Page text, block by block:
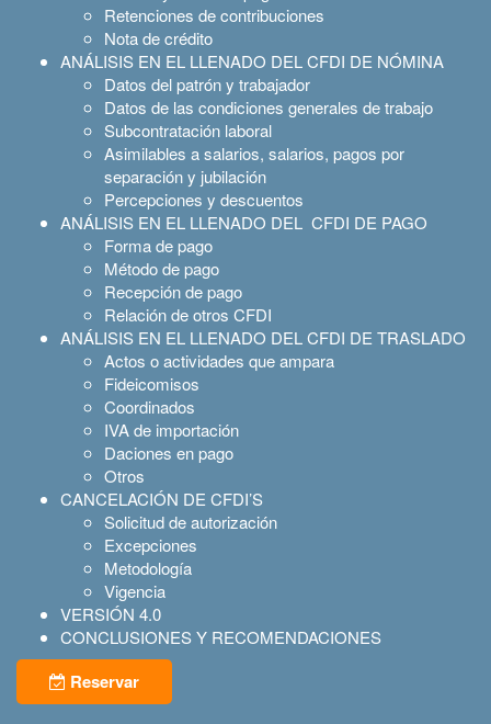
Retenciones de contribuciones
Nota de crédito
ANÁLISIS EN EL LLENADO DEL CFDI DE NÓMINA
Datos del patrón y trabajador
Datos de las condiciones generales de trabajo
Subcontratación laboral
Asimilables a salarios, salarios, pagos por
separación y jubilación
Percepciones y descuentos
ANÁLISIS EN EL LLENADO DEL CFDI DE PAGO
Forma de pago
Método de pago
Recepción de pago
Relación de otros CFDI
ANÁLISIS EN EL LLENADO DEL CFDI DE TRASLADO
Actos o actividades que ampara
Fideicomisos
Coordinados
IVA de importación
Daciones en pago
Otros
CANCELACIÓN DE CFDI’S
Solicitud de autorización
Excepciones
Metodología
Vigencia
VERSIÓN 4.0
CONCLUSIONES Y RECOMENDACIONES
Reservar